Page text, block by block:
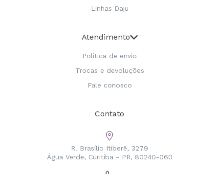
Linhas Daju
Atendimento
Política de envio
Trocas e devoluções
Fale conosco
Contato
R. Brasílio Itiberê, 3279
Água Verde, Curitiba - PR, 80240-060